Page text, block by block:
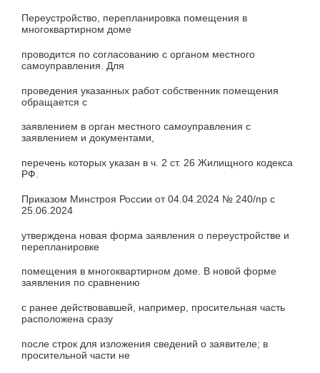
Переустройство, перепланировка помещения в
многоквартирном доме
проводится по согласованию с органом местного
самоуправления. Для
проведения указанных работ собственник помещения
обращается с
заявлением в орган местного самоуправления с
заявлением и документами,
перечень которых указан в ч. 2 ст. 26 Жилищного кодекса
РФ.
Приказом Минстроя России от 04.04.2024 № 240/пр с
25.06.2024
утверждена новая форма заявления о переустройстве и
перепланировке
помещения в многоквартирном доме. В новой форме
заявления по сравнению
с ранее действовавшей, например, просительная часть
расположена сразу
после строк для изложения сведений о заявителе; в
просительной части не